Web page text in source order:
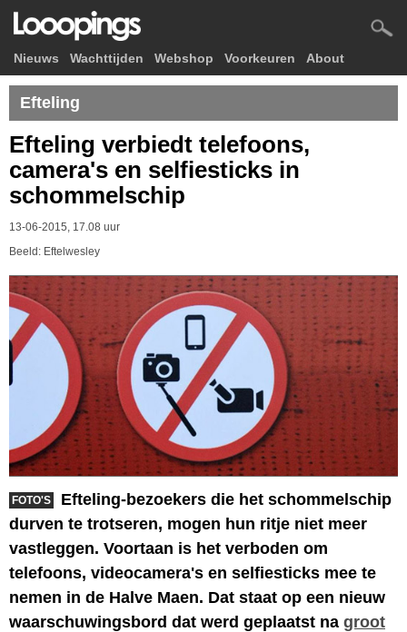
Nieuws Wachttijden Webshop Voorkeuren About
Efteling
Efteling verbiedt telefoons,
camera's en selfiesticks in
schommelschip
13-06-2015, 17.08 uur
Beeld: Eftelwesley
FOTO'S
Efteling-bezoekers die het schommelschip
durven te trotseren, mogen hun ritje niet meer
vastleggen. Voortaan is het verboden om
telefoons, videocamera's en selfiesticks mee te
nemen in de Halve Maen. Dat staat op een nieuw
waarschuwingsbord dat werd geplaatst na groot